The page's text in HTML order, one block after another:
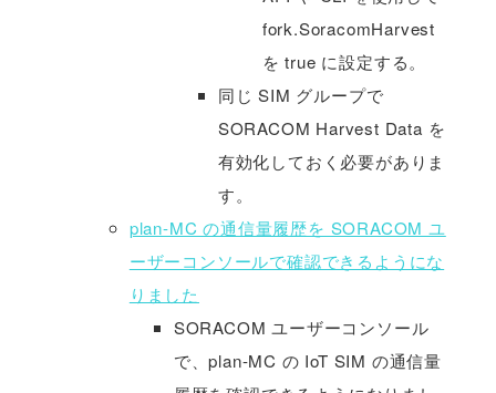
fork.SoracomHarvest
を true に設定する。
同じ SIM グループで
SORACOM Harvest Data を
有効化しておく必要がありま
す。
plan-MC の通信量履歴を SORACOM ユ
ーザーコンソールで確認できるようにな
りました
SORACOM ユーザーコンソール
で、plan-MC の IoT SIM の通信量